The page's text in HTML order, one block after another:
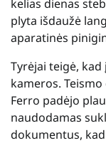
kelias dienas
plyta išdaužė
aparatinės
Tyrėjai teigė,
kameros.
Ferro padėjo
naudodamas
dokumentus,